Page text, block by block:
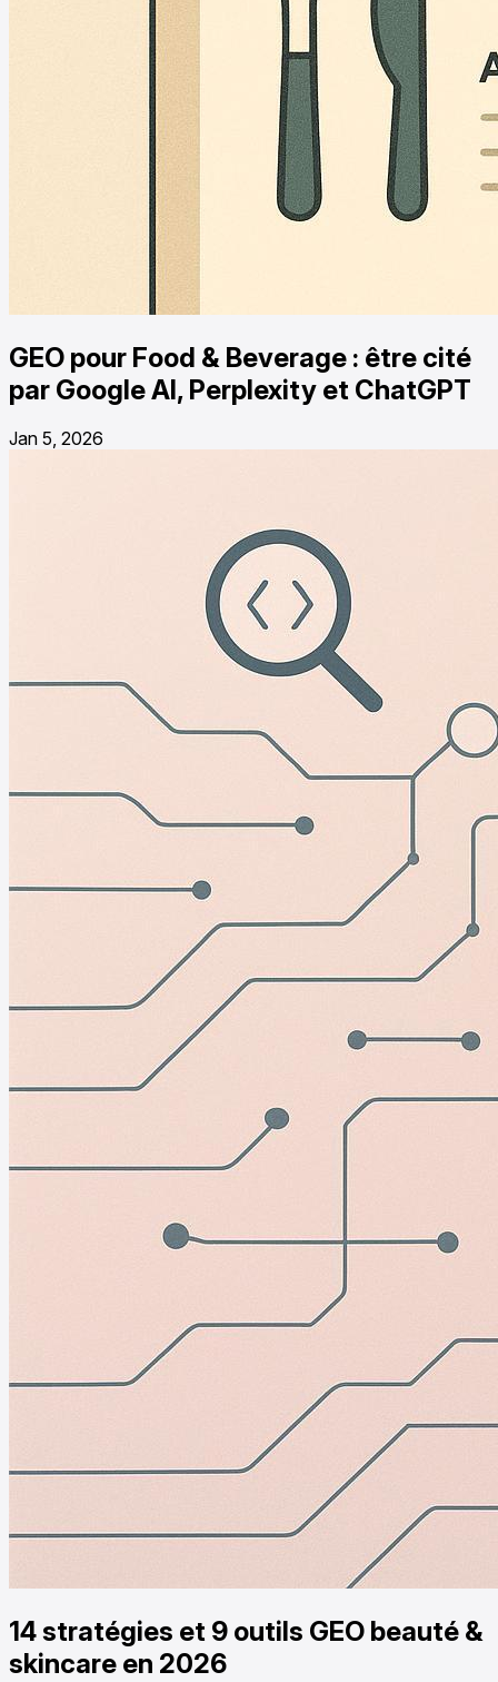
GEO pour Food & Beverage : être cité
par Google AI, Perplexity et ChatGPT
Jan 5, 2026
14 stratégies et 9 outils GEO beauté &
skincare en 2026